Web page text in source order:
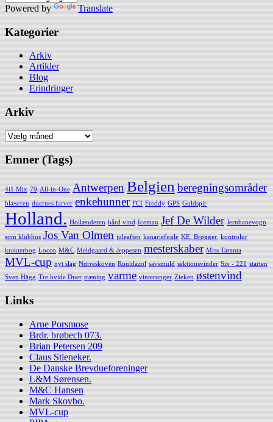
Powered by Translate
Kategorier
Arkiv
Artikler
Blog
Erindringer
Arkiv
Arkiv
Emner (Tags)
4i1 Mix 79 All-in-One Antwerpen Belgien beregningsområder
blæseren duernes farver enkehunner FCI Freddy GPS Guldspir
Holland. Hollænderen hård vind Iceman Jef De Wilder Jernbanevogn
som klubhus Jos Van Olmen juleaften kanariefugle KE. Brøgger. kontrolur
krakterbog Locco M&C Meldgaard & Jeppesen mesterskaber Miss Taranta
MVL-cup nyt slag Nørreskoven Ronidazol savsmuld sektionsvinder Six - 221
starten
Sven Hägg Tre hvide Duer træning varme vinterunger Zieken østenvind
Links
Arne Porsmose
Brdr. brøbech 073.
Brian Petersen 209
Claus Stieneker.
De Danske Brevdueforeninger
L&M Sørensen.
M&C Hansen
Mark Skovbo.
MVL-cup